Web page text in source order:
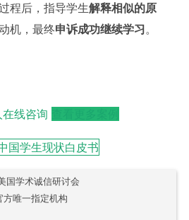
程后，指导学生解释相似的原
机，最终申诉成功继续学习。
线咨询
国学术诚信研讨会
方唯一指定机构